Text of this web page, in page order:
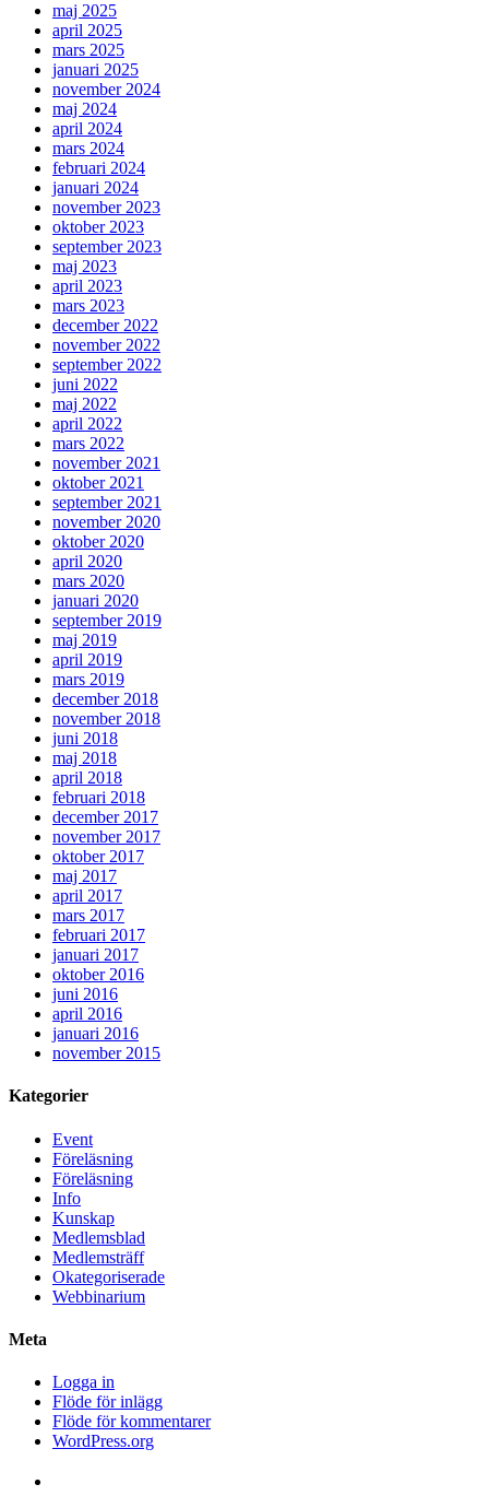
maj 2025
april 2025
mars 2025
januari 2025
november 2024
maj 2024
april 2024
mars 2024
februari 2024
januari 2024
november 2023
oktober 2023
september 2023
maj 2023
april 2023
mars 2023
december 2022
november 2022
september 2022
juni 2022
maj 2022
april 2022
mars 2022
november 2021
oktober 2021
september 2021
november 2020
oktober 2020
april 2020
mars 2020
januari 2020
september 2019
maj 2019
april 2019
mars 2019
december 2018
november 2018
juni 2018
maj 2018
april 2018
februari 2018
december 2017
november 2017
oktober 2017
maj 2017
april 2017
mars 2017
februari 2017
januari 2017
oktober 2016
juni 2016
april 2016
januari 2016
november 2015
Kategorier
Event
Föreläsning
Föreläsning
Info
Kunskap
Medlemsblad
Medlemsträff
Okategoriserade
Webbinarium
Meta
Logga in
Flöde för inlägg
Flöde för kommentarer
WordPress.org